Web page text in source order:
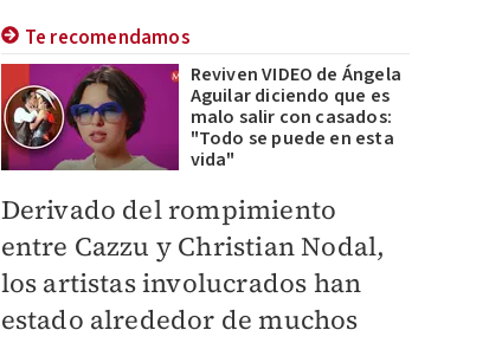
Te recomendamos
Reviven VIDEO de Ángela
Aguilar diciendo que es
malo salir con casados:
"Todo se puede en esta
vida"
Derivado del rompimiento
entre Cazzu y Christian Nodal,
los artistas involucrados han
estado alrededor de muchos